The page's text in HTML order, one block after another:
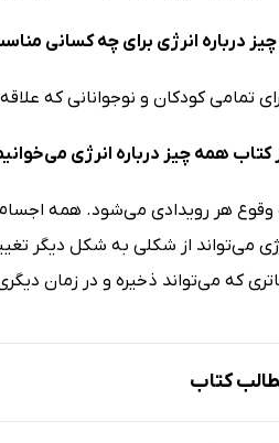
درباره انرژی برای چه کسانی
تمامی کودکان و نوجوانانی که
کتاب همه چیز درباره انرژی
هر رویدادی می‌شود. همه اجسام
می‌تواند از شکلی به شکل دیگر
که می‌تواند ذخیره و در زمان
کتاب